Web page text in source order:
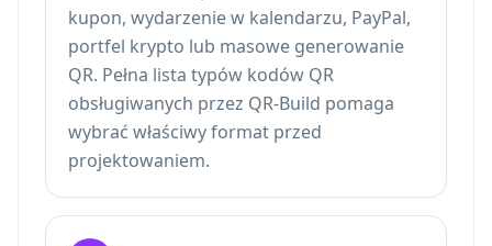
kupon, wydarzenie w kalendarzu, PayPal,
portfel krypto lub masowe generowanie
QR. Pełna lista typów kodów QR
obsługiwanych przez QR-Build pomaga
wybrać właściwy format przed
projektowaniem.